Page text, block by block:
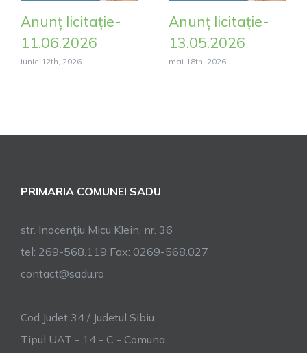
Anunț licitație-
11.06.2026
iunie 12th, 2026
Anunț licitație-
13.05.2026
mai 18th, 2026
PRIMARIA COMUNEI SADU
str. Inocenţiu Micu Klein, nr. 36
tel: 269-568.119 Fax: 0269-568.027
contact@sadu.ro
Cod Judet 34 / Judetul Sibiu
Tipul UAT - 14 - C - Comuna